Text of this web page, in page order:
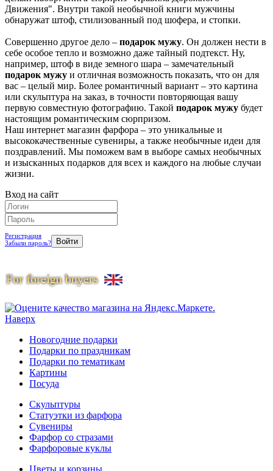
Движения". Внутри такой необычной книги мужчины
обнаружат штоф, стилизованный под шофера, и стопки.
Совершенно другое дело – подарок мужу. Он должен нести в
себе особое тепло и возможно даже тайный подтекст. Ну,
например, штоф в виде земного шара – замечательный
подарок мужу и отличная возможность показать, что он для
вас – целый мир. Более романтичный вариант – это картина
или скульптура на заказ, в точности повторяющая вашу
первую совместную фотографию. Такой подарок мужу будет
настоящим романтическим сюрпризом.
Наш интернет магазин фарфора – это уникальные и
высококачественные сувениры, а также необычные идеи для
поздравлений. Мы поможем вам в выборе самых необычных
и изысканных подарков для всех и каждого на любые случаи
жизни.
Вход на сайт
Регистрация
Забыли пароль?
Наверх
Новогодние подарки
Подарки по праздникам
Подарки по тематикам
Картины
Посуда
Скульптуры
Статуэтки из фарфора
Сувениры
Фарфор со стразами
Фарфоровые куклы
Цветы и корзины